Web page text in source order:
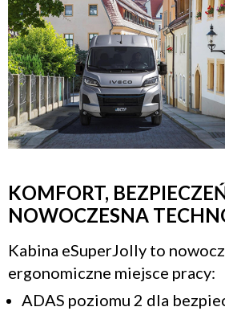
KOMFORT,
NOWOCZESNA
Kabina eSuperJolly to
ergonomiczne miejsce pracy:
ADAS poziomu 2 dla